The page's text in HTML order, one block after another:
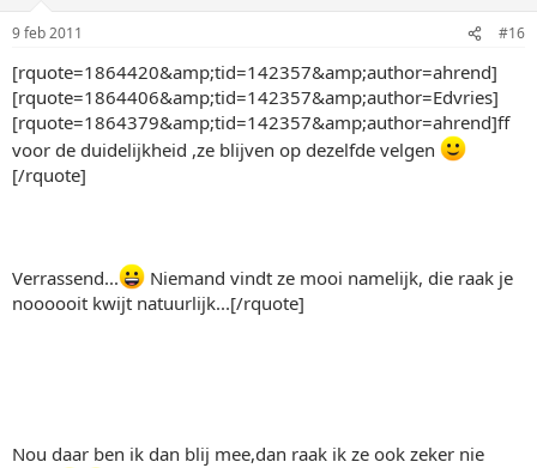
9 feb 2011 #16
[rquote=1864420&amp;tid=142357&amp;author=ahrend]
[rquote=1864406&amp;tid=142357&amp;author=Edvries]
[rquote=1864379&amp;tid=142357&amp;author=ahrend]ff
voor de duidelijkheid ,ze blijven op dezelfde velgen
[/rquote]
Verrassend...
Niemand vindt ze mooi namelijk, die raak je
noooooit kwijt natuurlijk...[/rquote]
Nou daar ben ik dan blij mee,dan raak ik ze ook zeker nie